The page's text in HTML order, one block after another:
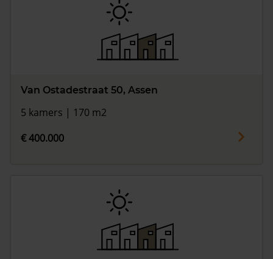
Van Ostadestraat 50, Assen
5 kamers | 170 m2
€ 400.000